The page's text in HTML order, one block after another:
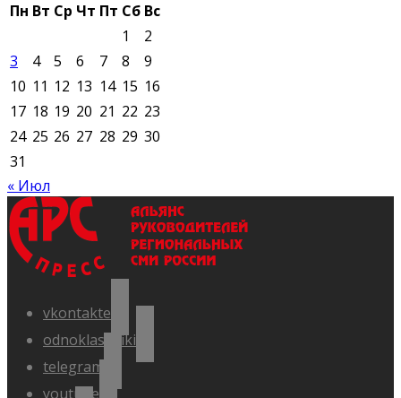
Пн Вт Ср Чт Пт Сб Вс
1
2
3
4 5 6 7 8
9
10 11 12 13 14 15 16
17 18 19 20 21 22 23
24 25 26 27 28 29 30
31
« Июл
vkontakte
odnoklassniki
telegram
youtube